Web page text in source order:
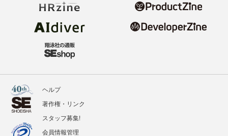
ヘルプ
著作権・リンク
スタッフ募集!
会員情報管理